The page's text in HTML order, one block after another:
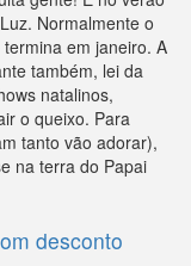
Normalmente o
em janeiro. A
também, lei da
natalinos,
o queixo. Para
tanto vão adorar),
na terra do Papai
desconto